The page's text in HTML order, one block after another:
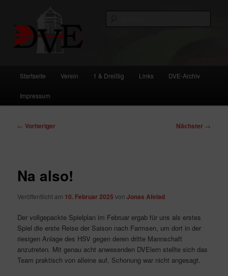
Inhalt
springenDVE
Startseite Verein 1 & Dreißig Links DVE-Archiv
Impressum
Beitragsnavigation
← Vorheriger Nächster →
Na also!
Veröffentlicht am 10. Februar 2025 vonJonas Afelad
Der vollgepackte Spielplan im Februar ergab für uns als erstes
Spiel die erste Reise der Saison nach Farmsen, um dort in der
riesigen Anlage des HSV gegen deren dritte Mannschaft
anzutreten. Mit genau acht anwesenden DVElern stellte sich das
Team praktisch von alleine auf, Schonung war nicht angesagt.